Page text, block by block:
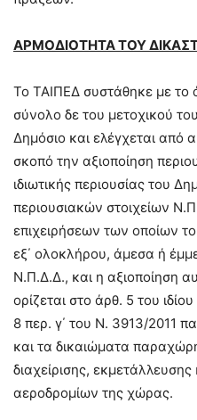
ΑΡΜΟΔΙΟΤΗΤΑ ΤΟΥ
Το ΤΑΙΠΕΔ συστάθηκε με το
σύνολο δε του μετοχικού
Δημόσιο και ελέγχεται από
σκοπό την αξιοποίηση
ιδιωτικής περιουσίας του
περιουσιακών στοιχείων
επιχειρήσεων των οποίων
εξ΄ ολοκλήρου, άμεσα ή
Ν.Π.Δ.Δ., και η αξιοποίηση
ορίζεται στο άρθ. 5 του
8 περ. γ΄ του Ν. 3913/2011
και τα δικαιώματα
διαχείρισης,
αεροδρομίων της χώρας.